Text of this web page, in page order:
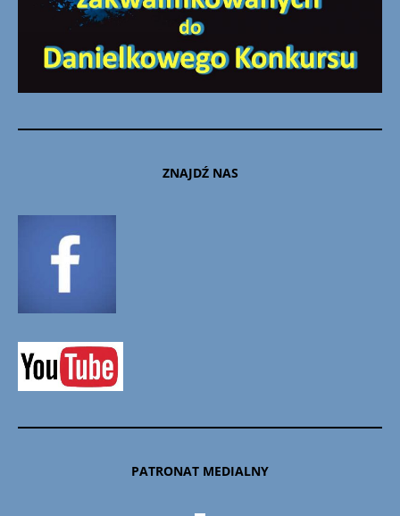
ZNAJDŹ NAS
PATRONAT MEDIALNY